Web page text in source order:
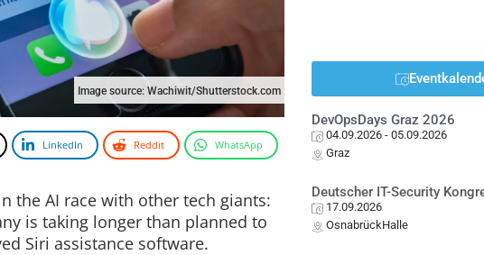
Image source: Wachiwit/Shutterstock.com
LinkedIn Reddit WhatsApp
the AI race with other tech giants:
is taking longer than planned to
Siri assistance software.
DevOpsDays Graz 2026
04.09.2026 - 05.09.2026
Graz
Deutscher IT-Security
17.09.2026
OsnabrückHalle